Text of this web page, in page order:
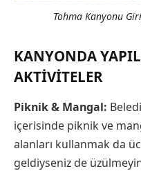
Tohma Kanyonu
KANYONDA
AKTIVITELER
Piknik & Mangal:
içerisinde piknik ve
alanları kullanmak da
geldiyseniz de